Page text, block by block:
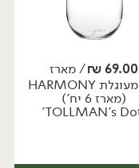
יח׳
69.00
₪/ מארז
כוס מעוגלת HARMONY
(מארז 6 יח')